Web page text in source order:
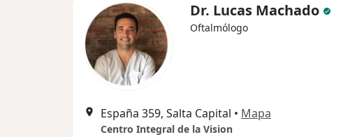
Dr. Lucas Machado
Oftalmólogo
España 359, Salta Capital • Mapa
Centro Integral de la Vision